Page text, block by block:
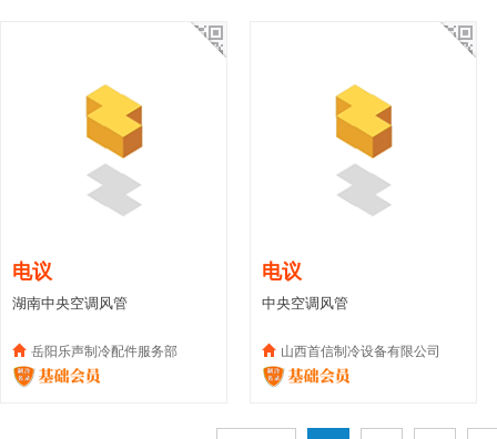
电议
湖南中央空调风管
岳阳乐声制冷配件服务部
电议
中央空调风管
山西首信制冷设备有限公司